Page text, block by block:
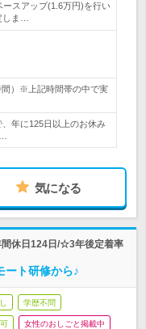
スアップ(1.6万円)を行い
ま…
間）※上記時間帯の中で実
年に125日以上のお休み
気になる
間休日124日/☆3年後定着率
ート研修から♪
学歴不問
女性のおしごと掲載中